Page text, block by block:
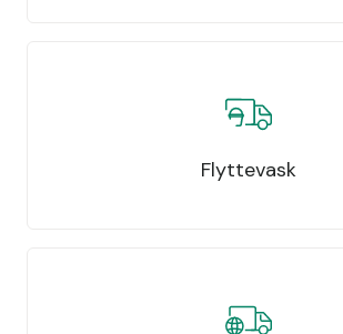
Flyttevask